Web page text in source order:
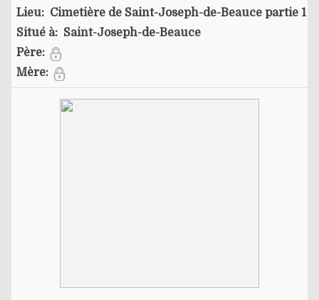
Lieu: Cimetière de Saint-Joseph-de-Beauce partie 1
Situé à: Saint-Joseph-de-Beauce
Père:
Mère: